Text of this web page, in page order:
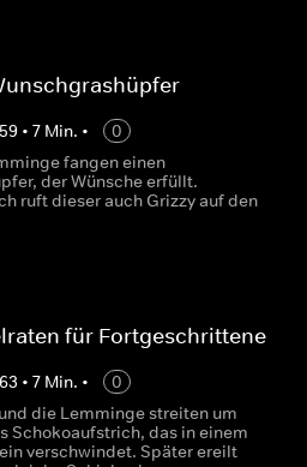
59• 7Min. •
0
fangen einen
der Wünsche erfüllt.
ruft dieser auch Grizzy auf den
für Fortgeschrittene
63 • 7Min. •
0
die Lemminge streiten um
Schokoaufstrich, das in einem
verschwindet. Später ereilt